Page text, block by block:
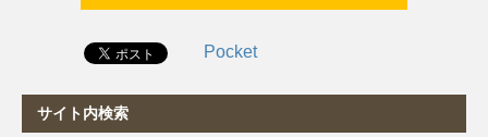
Pocket
サイト内検索